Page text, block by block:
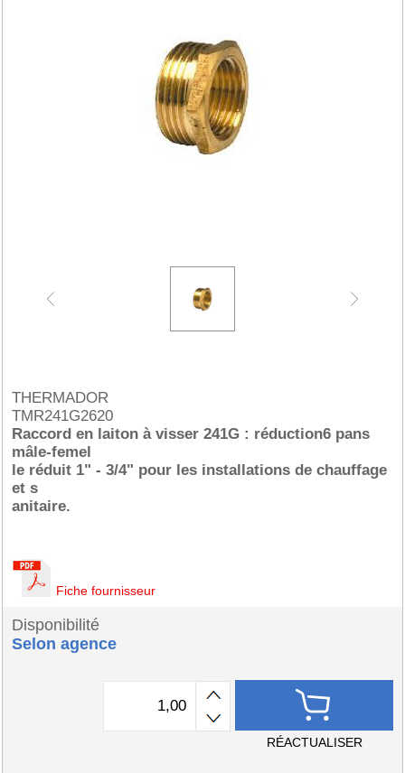
THERMADOR
TMR241G2620
Raccord en laiton à visser 241G : réduction6 pans
mâle-femel
le réduit 1" - 3/4" pour les installations de chauffage
et s
anitaire.
Fiche fournisseur
Disponibilité
Selon agence
RÉACTUALISER